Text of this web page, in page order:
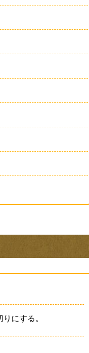
にする。